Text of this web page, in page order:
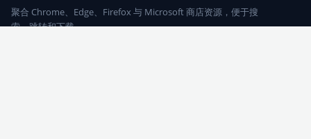
聚合 Chrome、Edge、Firefox 与 Microsoft 商店资源，便于搜
索、跳转和下载。